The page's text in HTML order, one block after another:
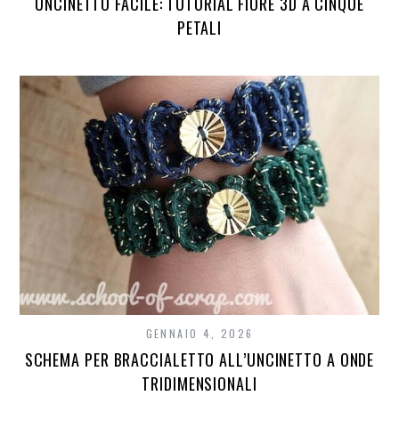
PETALI
GENNAIO 4, 2026
SCHEMA PER BRACCIALETTO ALL’UNCINETTO A ONDE
TRIDIMENSIONALI